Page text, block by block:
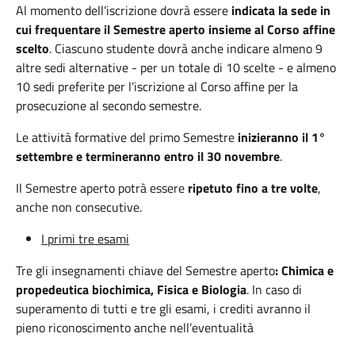
Al momento dell’iscrizione dovrà essere indicata la sede in
cui frequentare il Semestre aperto insieme al Corso affine
scelto. Ciascuno studente dovrà anche indicare almeno 9
altre sedi alternative - per un totale di 10 scelte - e almeno
10 sedi preferite per l’iscrizione al Corso affine per la
prosecuzione al secondo semestre.
Le attività formative del primo Semestre inizieranno il 1°
settembre e termineranno entro il 30 novembre.
Il Semestre aperto potrà essere ripetuto fino a tre volte,
anche non consecutive.
I primi tre esami
Tre gli insegnamenti chiave del Semestre aperto: Chimica e
propedeutica biochimica, Fisica e Biologia. In caso di
superamento di tutti e tre gli esami, i crediti avranno il
pieno riconoscimento anche nell’eventualità